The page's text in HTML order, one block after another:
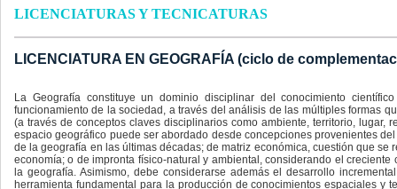
LICENCIATURAS Y TECNICATURAS
LICENCIATURA EN GEOGRAFÍA (ciclo de
La Geografía constituye un dominio disciplinar del conocimiento
funcionamiento de la sociedad, a través del análisis de las múltiples formas
(a través de conceptos claves disciplinarios como ambiente, territorio,
espacio geográfico puede ser abordado desde concepciones provenientes
de la geografía en las últimas décadas; de matriz económica, cuestión que
economía; o de impronta físico-natural y ambiental, considerando el
la geografía. Asimismo, debe considerarse además el desarrollo
herramienta fundamental para la producción de conocimientos espaciales